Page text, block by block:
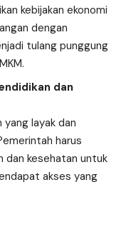
kebijakan ekonomi
dengan
tulang punggung
dan
layak dan
harus
dan kesehatan untuk
akses yang